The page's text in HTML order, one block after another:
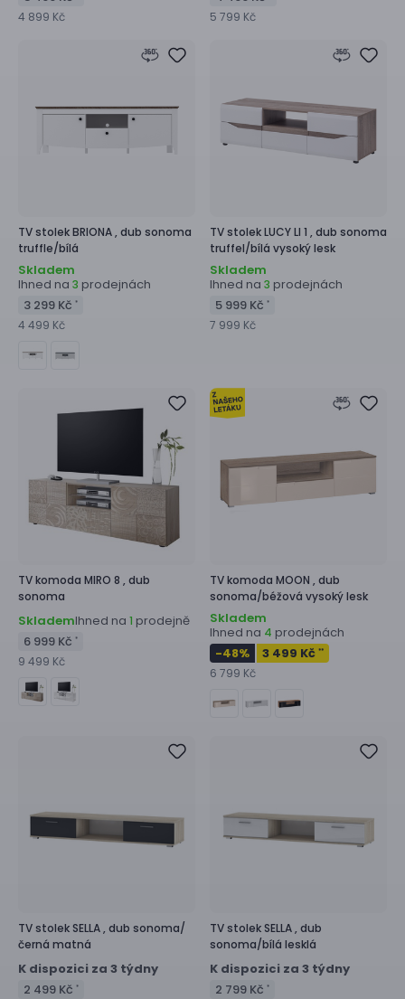
4 899 Kč 5 799 Kč
TV stolekBRIONA , dub sonoma
truffle/bílá
Skladem
Ihned na 3 prodejnách
3 299 Kč *
4 499 Kč
TV stolekLUCY LI 1 , dub sonoma
truffel/bílá vysoký lesk
Skladem
Ihned na 3 prodejnách
5 999 Kč *
7 999 Kč
TV komoda MIRO 8 , dub
sonoma
SklademIhned na 1 prodejně
6 999 Kč *
9 499 Kč
TV komoda MOON , dub
sonoma/béžová vysoký lesk
Skladem
Ihned na 4 prodejnách
-48% 3 499 Kč **
6 799 Kč
TV stolekSELLA , dub sonoma/
černá matná
K dispozici za 3 týdny
2 499 Kč *
TV stolekSELLA , dub
sonoma/bílá lesklá
K dispozici za 3 týdny
2 799 Kč *